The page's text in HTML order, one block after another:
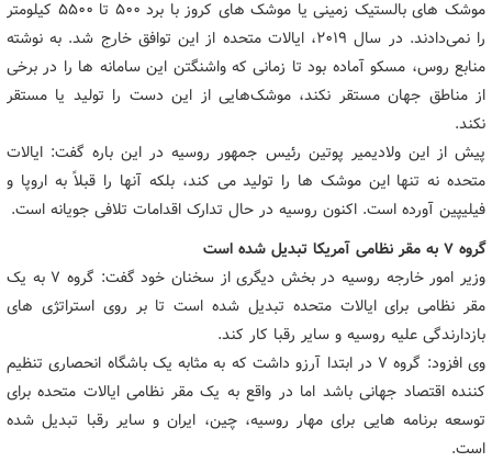
موشک های بالستیک زمینی یا موشک های کروز با برد ۵۰۰ تا ۵۵۰۰ کیلومتر
را نمی‌دادند. در سال ۲۰۱۹، ایالات متحده از این توافق خارج شد. به نوشته
منابع روس، مسکو آماده بود تا زمانی که واشنگتن این سامانه ها را در برخی
از مناطق جهان مستقر نکند، موشک‌هایی از این دست را تولید یا مستقر
نکند.
پیش از این ولادیمیر پوتین رئیس جمهور روسیه در این باره گفت: ایالات
متحده نه تنها این موشک ها را تولید می کند، بلکه آنها را قبلاً به اروپا و
فیلیپین آورده است. اکنون روسیه در حال تدارک اقدامات تلافی جویانه است.
گروه ۷ به مقر نظامی آمریکا تبدیل شده است
وزیر امور خارجه روسیه در بخش دیگری از سخنان خود گفت: گروه ۷ به یک
مقر نظامی برای ایالات متحده تبدیل شده است تا بر روی استراتژی های
بازدارندگی علیه روسیه و سایر رقبا کار کند.
وی افزود: گروه ۷ در ابتدا آرزو داشت که به مثابه یک باشگاه انحصاری تنظیم
کننده اقتصاد جهانی باشد اما در واقع به یک مقر نظامی ایالات متحده برای
توسعه برنامه هایی برای مهار روسیه، چین، ایران و سایر رقبا تبدیل شده
است.